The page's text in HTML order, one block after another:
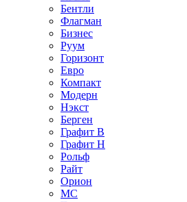
Бентли
Флагман
Бизнес
Руум
Горизонт
Евро
Компакт
Модерн
Нэкст
Берген
Графит В
Графит Н
Рольф
Райт
Орион
МС